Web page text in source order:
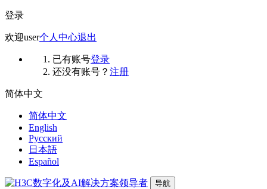
登录
欢迎user个人中心退出
已有账号登录
还没有账号？ 注册
简体中文
简体中文
English
Русский
日本語
Español
导航